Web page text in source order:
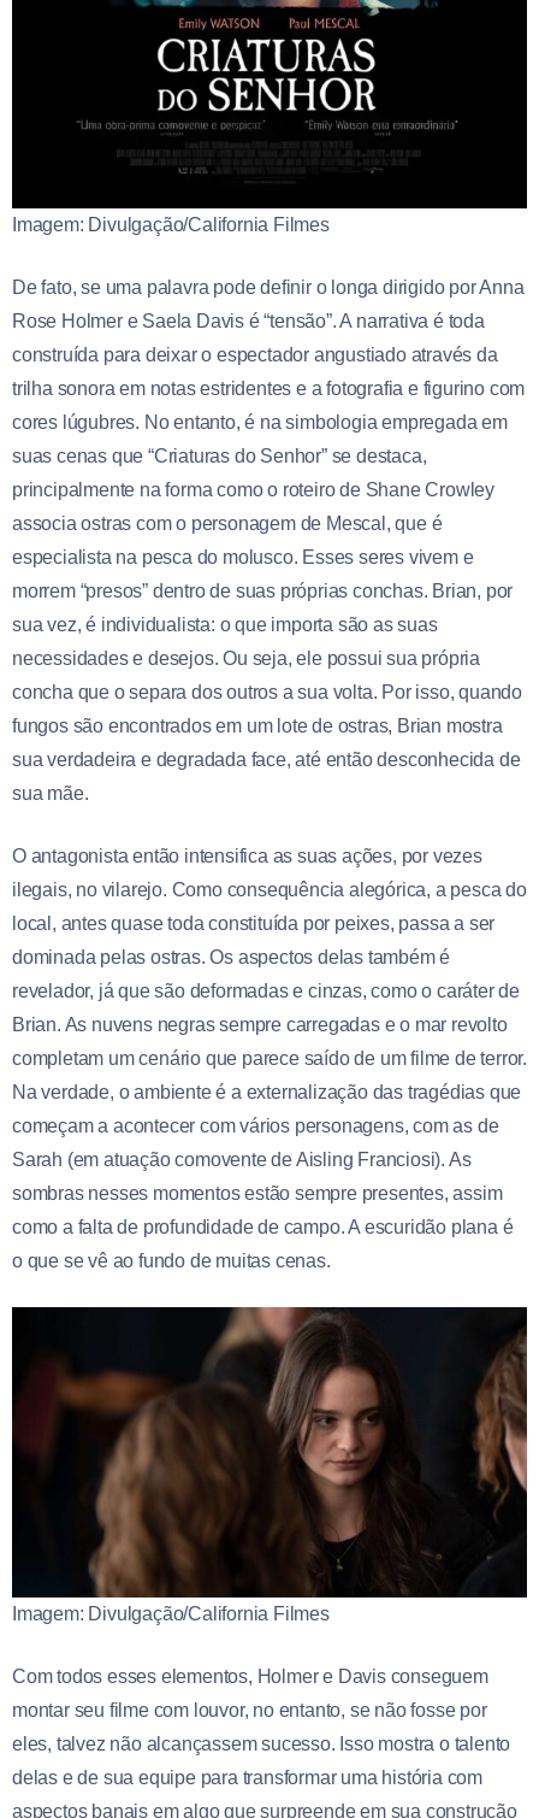
Imagem: Divulgação/California Filmes
De fato, se uma palavra pode definir o longa dirigido por Anna
Rose Holmer e Saela Davis é “tensão”. A narrativa é toda
construída para deixar o espectador angustiado através da
trilha sonora em notas estridentes e a fotografia e figurino com
cores lúgubres. No entanto, é na simbologia empregada em
suas cenas que “Criaturas do Senhor” se destaca,
principalmente na forma como o roteiro de Shane Crowley
associa ostras com o personagem de Mescal, que é
especialista na pesca do molusco. Esses seres vivem e
morrem “presos” dentro de suas próprias conchas. Brian, por
sua vez, é individualista: o que importa são as suas
necessidades e desejos. Ou seja, ele possui sua própria
concha que o separa dos outros a sua volta. Por isso, quando
fungos são encontrados em um lote de ostras, Brian mostra
sua verdadeira e degradada face, até então desconhecida de
sua mãe.
O antagonista então intensifica as suas ações, por vezes
ilegais, no vilarejo. Como consequência alegórica, a pesca do
local, antes quase toda constituída por peixes, passa a ser
dominada pelas ostras. Os aspectos delas também é
revelador, já que são deformadas e cinzas, como o caráter de
Brian. As nuvens negras sempre carregadas e o mar revolto
completam um cenário que parece saído de um filme de terror.
Na verdade, o ambiente é a externalização das tragédias que
começam a acontecer com vários personagens, com as de
Sarah (em atuação comovente de Aisling Franciosi). As
sombras nesses momentos estão sempre presentes, assim
como a falta de profundidade de campo. A escuridão plana é
o que se vê ao fundo de muitas cenas.
Imagem: Divulgação/California Filmes
Com todos esses elementos, Holmer e Davis conseguem
montar seu filme com louvor, no entanto, se não fosse por
eles, talvez não alcançassem sucesso. Isso mostra o talento
delas e de sua equipe para transformar uma história com
aspectos banais em algo que surpreende em sua construção